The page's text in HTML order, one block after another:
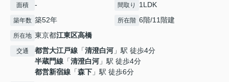
面積 - 間取り 1LDK
築年数 築52年 所在階 6階/11階建
所在地 東京都江東区高橋
交通 都営大江戸線 「清澄白河 」駅 徒歩4分
半蔵門線 「清澄白河 」駅 徒歩4分
都営新宿線 「森下 」駅 徒歩6分